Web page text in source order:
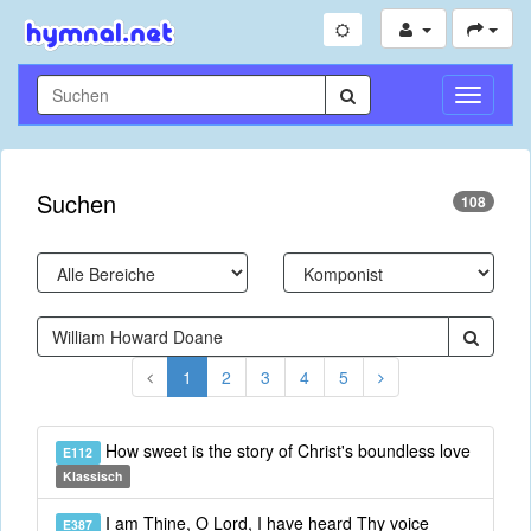
Suchen 108
1 2 3 4 5
E112 How sweet is the story of Christ's boundless love
Klassisch
E387 I am Thine, O Lord, I have heard Thy voice